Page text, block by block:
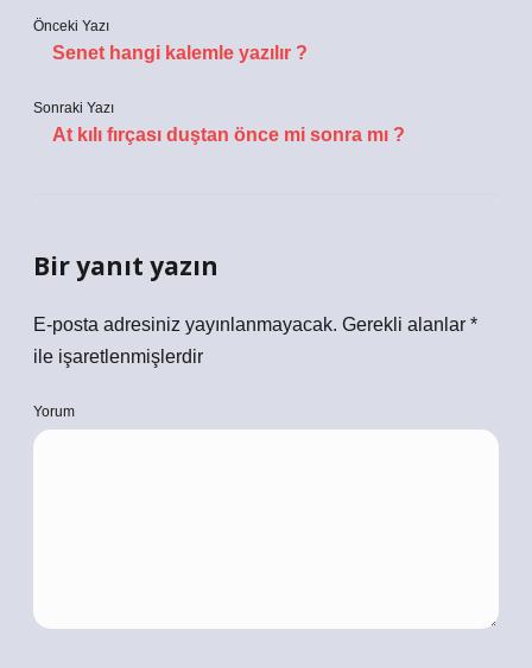
Önceki Yazı
Senet hangi kalemle yazılır ?
Sonraki Yazı
At kılı fırçası duştan önce mi sonra mı ?
Bir yanıt yazın
E-posta adresiniz yayınlanmayacak. Gerekli alanlar *
ile işaretlenmişlerdir
Yorum